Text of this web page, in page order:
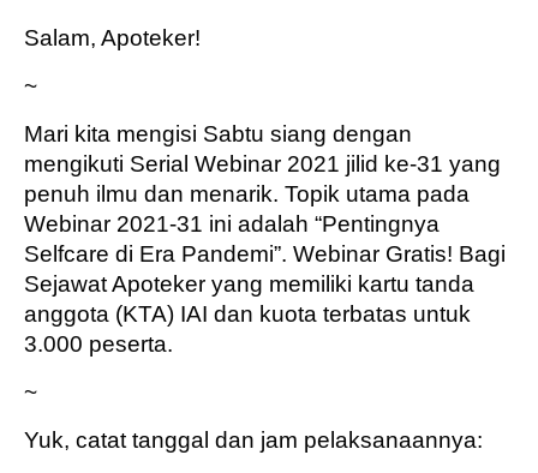
Salam, Apoteker!
~
Mari kita mengisi Sabtu siang dengan
mengikuti Serial Webinar 2021 jilid ke-31 yang
penuh ilmu dan menarik. Topik utama pada
Webinar 2021-31 ini adalah “Pentingnya
Selfcare di Era Pandemi”. Webinar Gratis! Bagi
Sejawat Apoteker yang memiliki kartu tanda
anggota (KTA) IAI dan kuota terbatas untuk
3.000 peserta.
~
Yuk, catat tanggal dan jam pelaksanaannya: